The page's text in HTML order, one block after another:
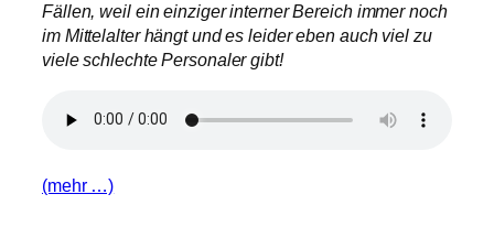
Fällen, weil ein einziger interner Bereich immer noch
im Mittelalter hängt und es leider eben auch viel zu
viele schlechte Personaler gibt!
(mehr …)